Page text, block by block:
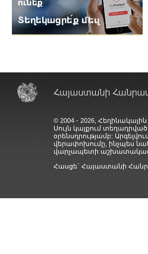
© 2004 - 2026,
Սույն կայքում
օրենսդրությամբ:
վերափոխումը, ինչպես
վարչապետի
Հասցե` Հայաստանի